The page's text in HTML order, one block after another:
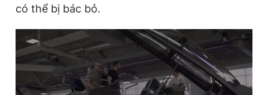
Hotline
0906 645 777
Liên hệ quảng cáo
0908 780 404
có thể bị bác bỏ.